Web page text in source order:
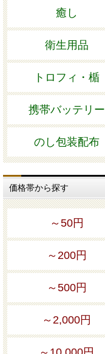
癒し
衛生用品
トロフィ・楯
携帯バッテリー
のし包装配布
価格帯から探す
～50円
～200円
～500円
～2,000円